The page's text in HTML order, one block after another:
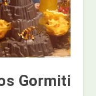
Gormiti